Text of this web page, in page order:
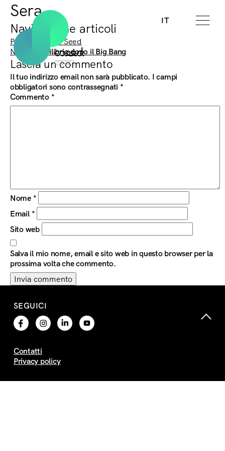
IT
Sera
Navigazione articoli
Previous:
Extra Seed
Next:
L’equilibrio dopo il Big Bang
Lascia un commento
Il tuo indirizzo email non sarà pubblicato. I campi
obbligatori sono contrassegnati *
Commento *
Nome *
Email *
Sito web
Salva il mio nome, email e sito web in questo browser per la
prossima volta che commento.
SEGUICI
Contatti
Privacy policy